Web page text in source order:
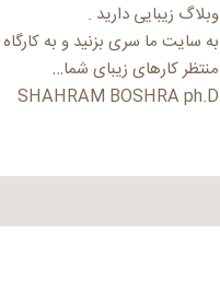
وبلاگ زیبایی دارید .
به سایت ما سری بزنید و به
منتظر کارهای زیبای شما…
SHAHRAM BOSHRA ph.D